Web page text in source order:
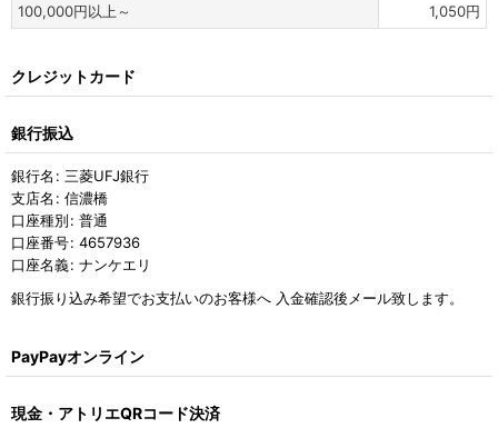
100,000円以上～ 1,050円
クレジットカード
銀行振込
銀行名 : 三菱UFJ銀行
支店名 : 信濃橋
口座種別: 普通
口座番号: 4657936
口座名義: ナンケエリ
銀行振り込み希望でお支払いのお客様へ 入金確認後メール致します。
PayPayオンライン
現金・アトリエQRコード決済